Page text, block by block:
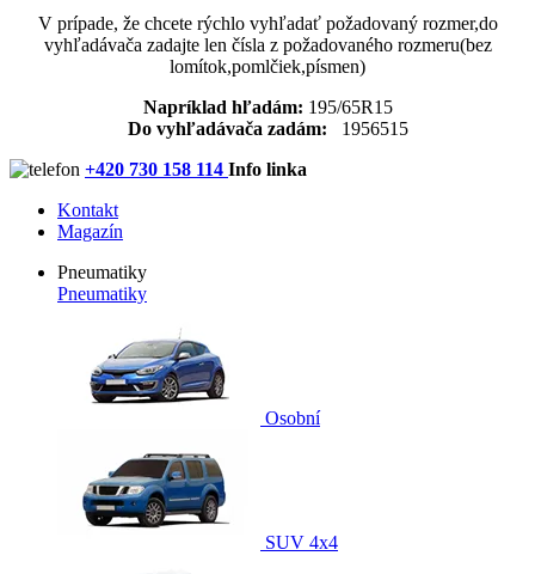
V prípade, že chcete rýchlo vyhľadať požadovaný rozmer,do
vyhľadávača zadajte len čísla z požadovaného rozmeru(bez
lomítok,pomlčiek,písmen)
Napríklad hľadám: 195/65R15
Do vyhľadávača zadám: 1956515
+420 730 158 114 Info linka
Kontakt
Magazín
Pneumatiky
Pneumatiky
Osobní
SUV 4x4